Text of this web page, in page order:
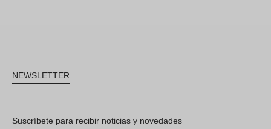
NEWSLETTER
Suscríbete para recibir noticias y novedades